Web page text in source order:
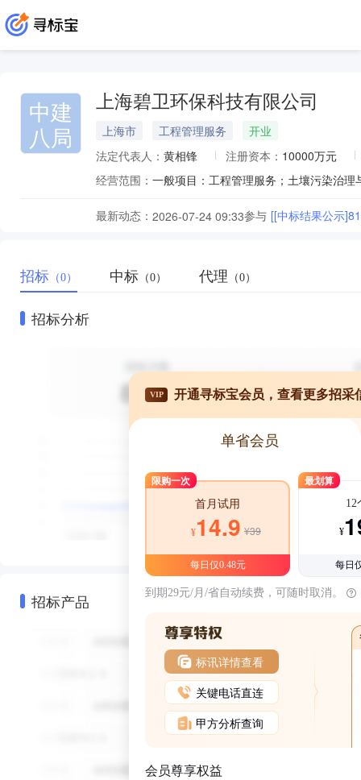
中建
八局
上海碧卫环保科技有限公司
上海市 工程管理服务
开业
法定代表人： 黄相锋 注册资本： 10000万元
经营范围：
最新动态： 2026-07-24 09:33参与 [[中标结果公示
招标 （0） 中标 （0） 代理 （0）
招标分析
招标产品
VIP 开通寻标宝会员，查看更多招采
单省会员
限购一次
首月试用
¥14.9 ¥39
每日仅0.48元
最划算
12
¥
每日
到期29元/月/省自动续费，可随时取消。
标讯详情查看
关键电话直连
甲方分析查询
会员尊享权益